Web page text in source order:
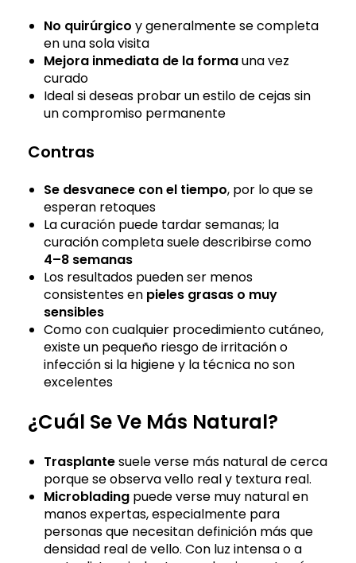
No quirúrgico y generalmente se completa
en una sola visita
Mejora inmediata de la formauna vez
curado
Ideal si deseas probar un estilo de cejas sin
un compromiso permanente
Contras
Se desvanece con el tiempo, por lo que se
esperan retoques
La curación puede tardar semanas; la
curación completa suele describirse como
4–8 semanas
Los resultados pueden ser menos
consistentes en pieles grasas o muy
sensibles
Como con cualquier procedimiento cutáneo,
existe un pequeño riesgo de irritación o
infección si la higiene y la técnica no son
excelentes
¿Cuál Se Ve Más Natural?
Trasplantesuele verse más natural de cerca
porque se observa vello real y textura real.
Microblading puede verse muy natural en
manos expertas, especialmente para
personas que necesitan definición más que
densidad real de vello. Con luz intensa o a